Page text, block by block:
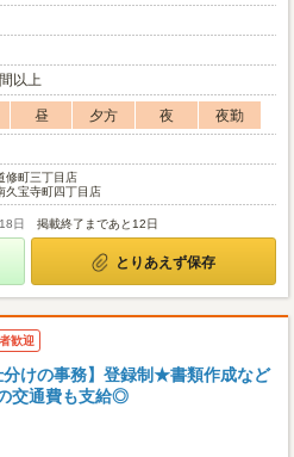
以上
昼 夕方 夜
夜勤
修町三丁目店
久宝寺町四丁目店
日 掲載終了まであと12日
とりあえず保存
歓迎
分けの事務】登録制★書類作成など
交通費も支給◎